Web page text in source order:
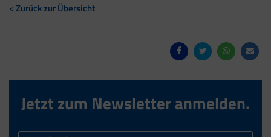
< Zurück zur Übersicht
Jetzt zum Newsletter anmelden.